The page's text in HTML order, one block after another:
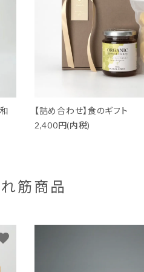
【詰め合わせ】食のギフト
2,400円(内税)
筋商品